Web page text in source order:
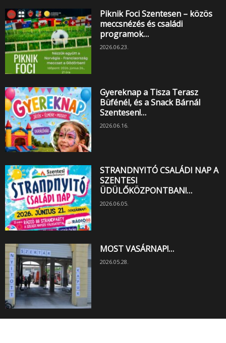
Piknik Foci Szentesen – közös
meccsnézés és családi
programok…
2026.06.23.
Gyereknap a Tisza Terasz
Büfénél, és a Snack Bárnál
Szentesen!…
2026.06.16.
STRANDNYITÓ CSALÁDI NAP A
SZENTESI
ÜDÜLŐKÖZPONTBAN!…
2026.06.05.
MOST VASÁRNAP!…
2026.05.28.